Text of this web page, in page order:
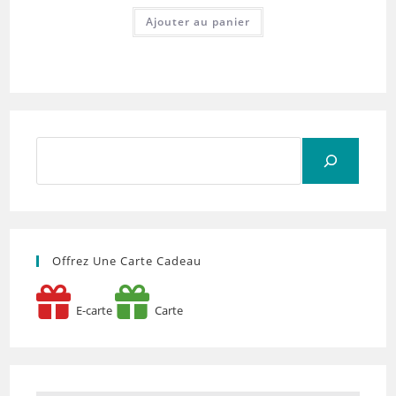
Ajouter au panier
Offrez Une Carte Cadeau
E-carte Carte